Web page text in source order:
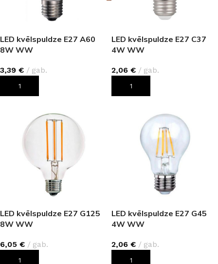
LED kvēlspuldze E27 A60
8W WW
3,39 € gab.
PIEVIENOT GROZAM
LED kvēlspuldze E27 C37
4W WW
2,06 € gab.
PIEVIENOT GROZAM
LED kvēlspuldze E27 G125
8W WW
6,05 € gab.
PIEVIENOT GROZAM
LED kvēlspuldze E27 G45
4W WW
2,06 € gab.
PIEVIENOT GROZAM